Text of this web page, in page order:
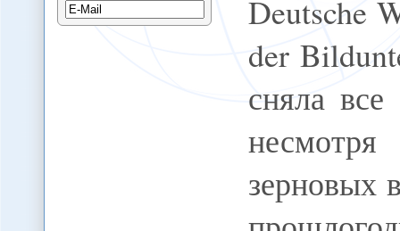
Deutsche
der
сняла
зерновых